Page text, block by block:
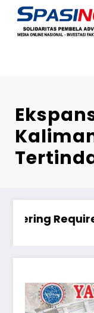
uğur qazanma
Пин Ап: отзывы